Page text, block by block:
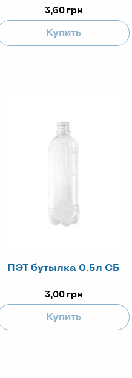
3,60 грн
Купить
ПЭТ бутылка 0.5л СБ
3,00 грн
Купить